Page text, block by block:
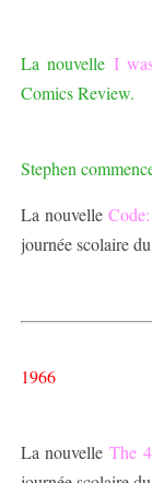
La nouvelle I
Comics Review.
Stephen
La nouvelle
journée scolaire
1966
La nouvelle The